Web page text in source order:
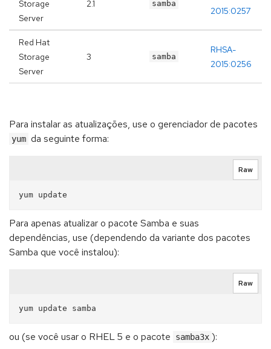
Storage
Server
2.1 samba
2015:0257
Red Hat
Storage
Server
3 samba
RHSA-
2015:0256
Para instalar as atualizações, use o gerenciador de pacotes
yum da seguinte forma:
Raw
Para apenas atualizar o pacote Samba e suas
dependências, use (dependendo da variante dos pacotes
Samba que você instalou):
Raw
ou (se você usar o RHEL 5 e o pacote samba3x ):